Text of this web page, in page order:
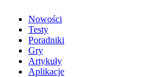
Nowości
Testy
Poradniki
Gry
Artykuły
Aplikacje